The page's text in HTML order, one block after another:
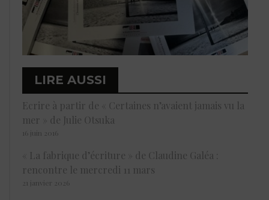
LIRE AUSSI
Ecrire à partir de « Certaines n’avaient jamais vu la
mer » de Julie Otsuka
16 juin 2016
« La fabrique d’écriture » de Claudine Galéa :
rencontre le mercredi 11 mars
21 janvier 2026